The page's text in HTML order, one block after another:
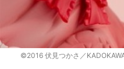
©2016 伏見つかさ／